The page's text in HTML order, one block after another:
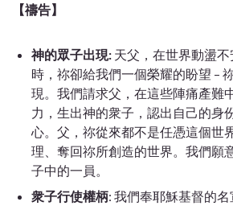
【禱告】
神的眾子出現: 天父，在世界動盪
時，祢卻給我們一個榮耀的盼望 –
現。我們請求父，在這些陣痛產難
力，生出神的衆子，認出自己的身
心。父，祢從來都不是任憑這個世
理、奪回祢所創造的世界。我們願
子中的一員。
衆子行使權柄: 我們奉耶穌基督的